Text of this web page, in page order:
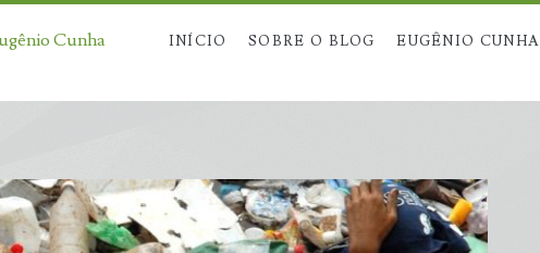
Cunha INÍCIO SOBRE O BLOG EUGÊNIO CUNHA